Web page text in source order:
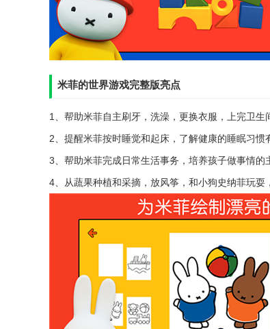
米菲的世界游戏完整版亮点
1、帮助米菲自主刷牙，洗澡，更换衣服，上完卫
2、提醒米菲按时睡觉和起床，了解健康的睡眠习惯
3、帮助米菲完成日常生活事务，培养孩子做事情的
4、从蔬果种植和采摘，放风筝，和小狗史纳菲玩耍